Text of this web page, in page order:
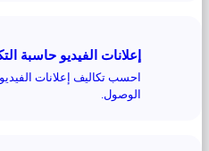
إعلانات الفيديو حاسبة
احسب تكاليف إعلانات
الوصول.